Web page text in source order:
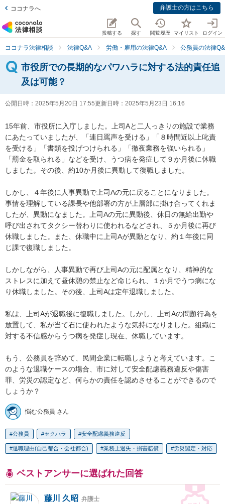
ココナラへ 弁護士の方はこちら
投稿する 探す 閲覧履歴 マイリスト ログイン
ココナラ法律相談 法律Q&A 労働・雇用の法律Q&A 公務員の法律
市役所での長期的なパワハラに対する法的責任追
及は可能？
公開日時： 2025年5月20日 17:55更新日時： 2025年5月23日 16:16
15年前、市役所に入庁しました。上司Aと二人っきりの施設で業務
にあたっていましたが、「連日罵声を受ける」「８時間近以上叱責
を受ける」「書類を投げつけられる」「徹夜業務を強いられる」
「罰金を取られる」などを受け、うつ病を発症して９か月後に休職
しました。その後、約10か月後に異動して復職しました。
しかし、４年後に人事異動で上司Aの元に戻ることになりました。
事情を理解している課長や他部署の方が上層部に掛け合ってくれま
したが、異動になました。上司Aの元に異動後、休日の無給出勤や
呼び出されてタクシー替わりに使われるなどされ、５か月後に再び
休職しました。また、休職中に上司Aが異動となり、約１年後に同
じ課で復職しました。
しかしながら、人事異動で再び上司Aの元に配属となり、精神的な
ストレスに加えて昼休憩の禁止など命じられ、１か月でうつ病にな
り休職しました。その後、上司Aは定年退職しました。
私は、上司Aが退職後に復職しました。しかし、上司Aの問題行為を
放置して、私が当て石に使われたような気持になりました。組織に
対する不信感からうつ病を発症し現在、休職しています。
もう、公務員を辞めて、民間企業に転職しようと考えています。こ
のような退職ケースの場合、市に対して安全配慮義務違反や傷害
罪、労災の認定など、何らかの責任を認めさせることができるので
しょうか？
悩む公務員 さん
公務員 セクハラ 安全配慮義務違反
退職理由(自己都合・会社都合) 業務上過失・損害賠償 労災認定・対応
ベストアンサーに選ばれた回答
藤川 久昭 弁護士